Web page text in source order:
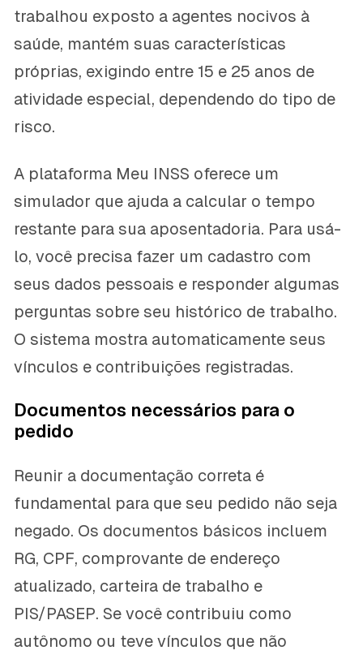
trabalhou exposto a agentes nocivos à
saúde, mantém suas características
próprias, exigindo entre 15 e 25 anos de
atividade especial, dependendo do tipo de
risco.
A plataforma Meu INSS oferece um
simulador que ajuda a calcular o tempo
restante para sua aposentadoria. Para usá-
lo, você precisa fazer um cadastro com
seus dados pessoais e responder algumas
perguntas sobre seu histórico de trabalho.
O sistema mostra automaticamente seus
vínculos e contribuições registradas.
Documentos necessários para o
pedido
Reunir a documentação correta é
fundamental para que seu pedido não seja
negado. Os documentos básicos incluem
RG, CPF, comprovante de endereço
atualizado, carteira de trabalho e
PIS/PASEP. Se você contribuiu como
autônomo ou teve vínculos que não